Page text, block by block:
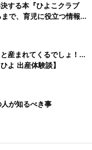
する本『ひよこクラブ
で、育児に役立つ情報が
産まれてくるでしょ！…
よ 出産体験談】
が知るべき事